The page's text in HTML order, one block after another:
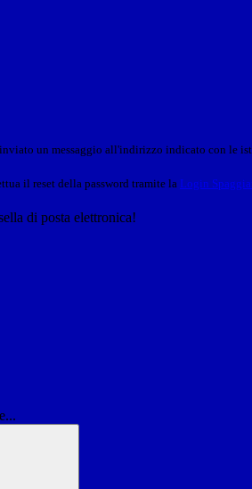
un messaggio all'indirizzo indicato con le
il reset della password tramite la Login
di posta elettronica!